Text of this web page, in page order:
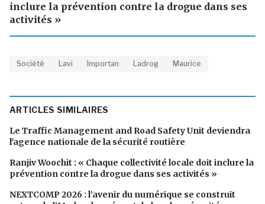
inclure la prévention contre la drogue dans ses
activités »
Société Lavi Importan Ladrog Maurice
ARTICLES SIMILAIRES
Le Traffic Management and Road Safety Unit deviendra
l'agence nationale de la sécurité routière
Ranjiv Woochit : « Chaque collectivité locale doit inclure la
prévention contre la drogue dans ses activités »
NEXTCOMP 2026 : l’avenir du numérique se construit